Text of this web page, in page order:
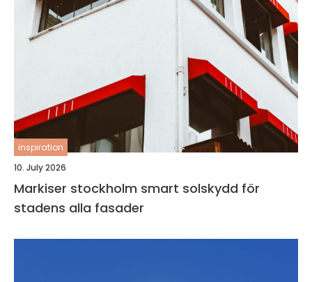
inspiration
10. July 2026
Markiser stockholm smart solskydd för
stadens alla fasader